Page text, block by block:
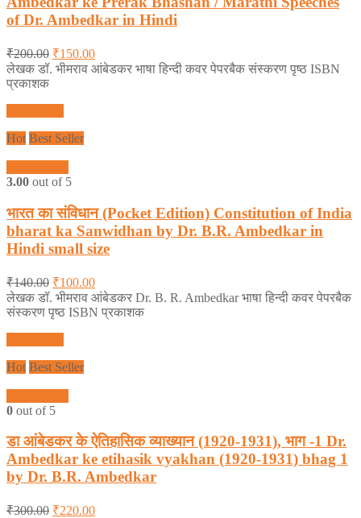
of Dr. Ambedkar in Hindi
₹200.00 ₹150.00
लेखक डॉ. भीमराव आंबेडकर भाषा हिन्दी कवर पेपरबैक संस्करण पृष्ठ ISBN
प्रकाशक
Hot Best Seller
3.00 out of 5
भारत का संविधान (Pocket Edition) Constitution of India
bharat ka Sanwidhan by Dr. B.R. Ambedkar in
Hindi small size
₹140.00 ₹100.00
लेखक डॉ. भीमराव आंबेडकर Dr. B. R. Ambedkar भाषा हिन्दी कवर पेपरबैक
संस्करण पृष्ठ ISBN प्रकाशक
Hot Best Seller
0 out of 5
डा आंबेडकर के ऐतिहासिक व्याख्यान (1920-1931), भाग -1 Dr.
Ambedkar ke etihasik vyakhan (1920-1931) bhag 1
by Dr. B.R. Ambedkar
₹300.00 ₹220.00